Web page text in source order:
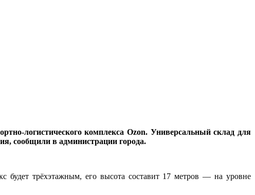
логистического комплекса Ozon. Универсальный склад для
сообщили в администрации города.
будет трёхэтажным, его высота составит 17 метров — на уровне